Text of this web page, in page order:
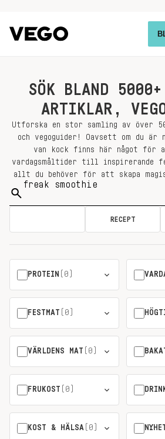
SÖK BLAND
ARTIKLAR,
Utforska en stor samling av över
och vegoguider! Oavsett om du
van kock finns här något för
vardagsmåltider till inspirerande
allt du behöver för att skapa
Sök
på:
RECEPT
PROTEIN (0)
FESTMAT (0)
VÄRLDENS MAT (0)
FRUKOST (0)
KOST & HÄLSA (0)